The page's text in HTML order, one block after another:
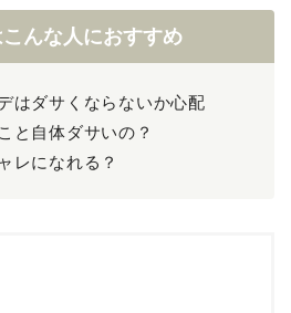
んな人におすすめ
はダサくならないか心配
と自体ダサいの？
レになれる？